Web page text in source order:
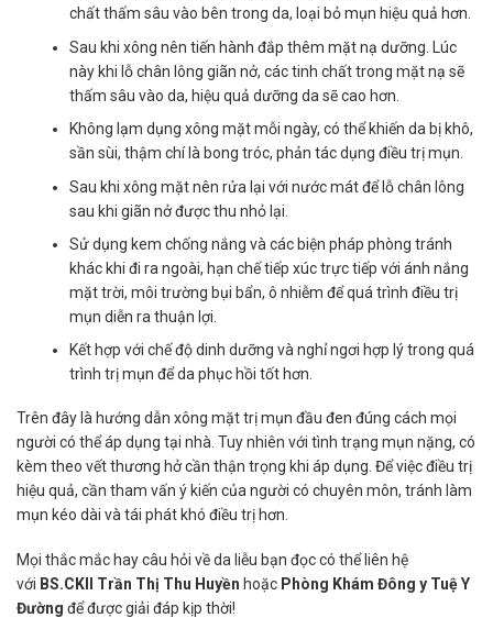
chất thấm sâu vào bên trong da, loại bỏ mụn hiệu quả hơn.
Sau khi xông nên tiến hành đắp thêm mặt nạ dưỡng. Lúc
này khi lỗ chân lông giãn nở, các tinh chất trong mặt nạ sẽ
thấm sâu vào da, hiệu quả dưỡng da sẽ cao hơn.
Không lạm dụng xông mặt mỗi ngày, có thể khiến da bị khô,
sần sùi, thậm chí là bong tróc, phản tác dụng điều trị mụn.
Sau khi xông mặt nên rửa lại với nước mát để lỗ chân lông
sau khi giãn nở được thu nhỏ lại.
Sử dụng kem chống nắng và các biện pháp phòng tránh
khác khi đi ra ngoài, hạn chế tiếp xúc trực tiếp với ánh nắng
mặt trời, môi trường bụi bẩn, ô nhiễm để quá trình điều trị
mụn diễn ra thuận lợi.
Kết hợp với chế độ dinh dưỡng và nghỉ ngơi hợp lý trong quá
trình trị mụn để da phục hồi tốt hơn.
Trên đây là hướng dẫn xông mặt trị mụn đầu đen đúng cách mọi
người có thể áp dụng tại nhà. Tuy nhiên với tình trạng mụn nặng, có
kèm theo vết thương hở cần thận trọng khi áp dụng. Để việc điều trị
hiệu quả, cần tham vấn ý kiến của người có chuyên môn, tránh làm
mụn kéo dài và tái phát khó điều trị hơn.
Mọi thắc mắc hay câu hỏi về da liễu bạn đọc có thể liên hệ
với BS.CKII Trần Thị Thu Huyền hoặc Phòng Khám Đông y Tuệ Y
Đường để được giải đáp kịp thời!